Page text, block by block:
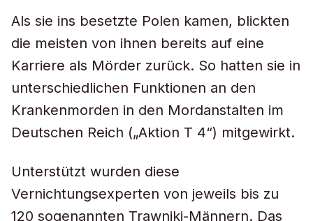
Als sie ins besetzte Polen kamen, blickten
die meisten von ihnen bereits auf eine
Karriere als Mörder zurück. So hatten sie in
unterschiedlichen Funktionen an den
Krankenmorden in den Mordanstalten im
Deutschen Reich („Aktion T 4“) mitgewirkt.
Unterstützt wurden diese
Vernichtungsexperten von jeweils bis zu
120 sogenannten Trawniki-Männern. Das